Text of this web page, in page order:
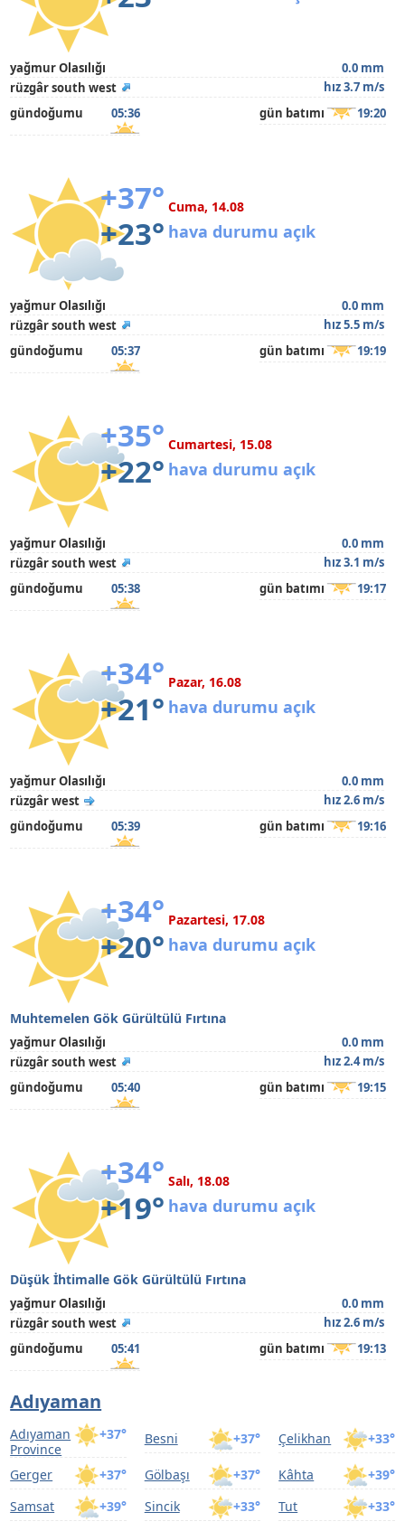
yağmur Olasılığı
0.0 mm
rüzgâr south west
hız 3.7 m/s
gündoğumu
05:36 gün batımı 19:20
+37°
+23°
Cuma, 14.08
hava durumu açık
yağmur Olasılığı
0.0 mm
rüzgâr south west
hız 5.5 m/s
gündoğumu
05:37 gün batımı 19:19
+35°
+22°
Cumartesi, 15.08
hava durumu açık
yağmur Olasılığı
0.0 mm
rüzgâr south west
hız 3.1 m/s
gündoğumu
05:38 gün batımı 19:17
+34°
+21°
Pazar, 16.08
hava durumu açık
yağmur Olasılığı
0.0 mm
rüzgâr west
hız 2.6 m/s
gündoğumu
05:39 gün batımı 19:16
+34°
+20°
Pazartesi, 17.08
hava durumu açık
Muhtemelen Gök Gürültülü Fırtına
yağmur Olasılığı
0.0 mm
rüzgâr south west
hız 2.4 m/s
gündoğumu
05:40 gün batımı 19:15
+34°
+19°
Salı, 18.08
hava durumu açık
Düşük İhtimalle Gök Gürültülü Fırtına
yağmur Olasılığı
0.0 mm
rüzgâr south west
hız 2.6 m/s
gündoğumu
05:41 gün batımı 19:13
Adıyaman
+37°
Adıyaman
Province
+37°
Besni +33°
Çelikhan
+37°
Gerger +37°
Gölbaşı +39°
Kâhta
+39°
Samsat +33°
Sincik +33°
Tut